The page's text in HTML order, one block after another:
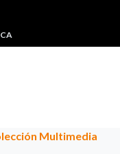
Multimedia